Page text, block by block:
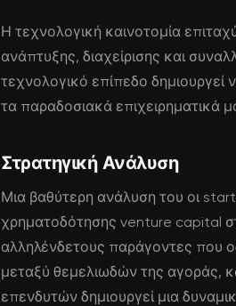
Η τεχνολογική καινοτομία
ανάπτυξης, διαχείρισης και
τεχνολογικό επίπεδο δημιουργεί
τα παραδοσιακά επιχειρηματικά
Στρατηγική Ανάλυση
Μια βαθύτερη ανάλυση του οι
χρηματοδότησης venture capital
αλληλένδετους παράγοντες που
μεταξύ θεμελιωδών της αγοράς,
επενδυτών δημιουργεί μια